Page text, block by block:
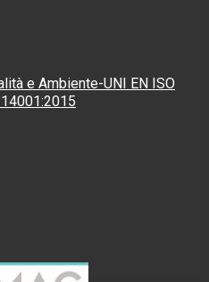
e Ambiente-UNI EN ISO